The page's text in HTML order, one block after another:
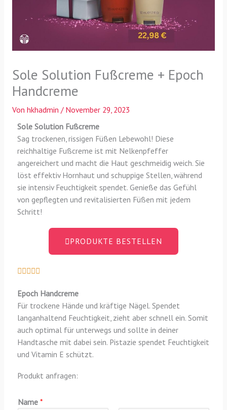
Sole Solution Fußcreme + Epoch
Handcreme
Von hkhadmin / November 29, 2023
Sole Solution Fußcreme
Sag trockenen, rissigen Füßen Lebewohl! Diese
reichhaltige Fußcreme ist mit Nelkenpfeffer
angereichert und macht die Haut geschmeidig weich. Sie
löst effektiv Hornhaut und schuppige Stellen, während
sie intensiv Feuchtigkeit spendet. Genieße das Gefühl
von gepflegten und revitalisierten Füßen mit jedem
Schritt!
PRODUKTE BESTELLEN
B
w
e
r
t
e
t
i
5
Epoch Handcreme
Für trockene Hände und kräftige Nägel. Spendet
langanhaltend Feuchtigkeit, zieht aber schnell ein. Somit
auch optimal für unterwegs und sollte in deiner
Handtasche mit dabei sein. Pistazie spendet Feuchtigkeit
und Vitamin E schützt.
Produkt anfragen:
Name *